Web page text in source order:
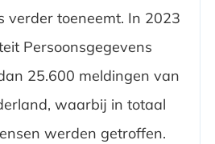
verder toeneemt. In 2023
Persoonsgegevens
25.600 meldingen van
waarbij in totaal
werden getroffen.